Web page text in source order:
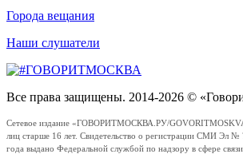
Города вещания
Наши слушатели
Все права защищены. 2014-2026 ©
Сетевое издание «ГОВОРИТМОСКВА.РУ/
лиц старше 16 лет. Свидетельство о регистрации СМИ Эл
года выдано Федеральной службой по надзору в сфере